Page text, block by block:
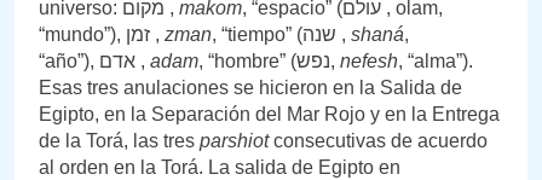
universo: מקום , makom, “espacio” (עולם , olam,
“mundo”), זמן , zman , “tiempo” (שנה , shaná,
“año”), אדם , adam , “hombre” (נפש, nefesh, “alma”).
Esas tres anulaciones se hicieron en la Salida de
Egipto, en la Separación del Mar Rojo y en la Entrega
de la Torá, las tres parshiotconsecutivas de acuerdo
al orden en la Torá. La salida de Egipto en